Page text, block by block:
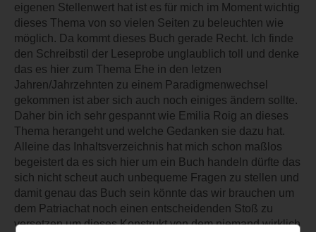
eigenen Stellenwert hat ist es für mich im Moment wichtig
dieses Thema von so vielen Seiten zu beleuchten wie
möglich. Da kommt dieses Buch gerade Recht. Ich finde
den Schreibstil der Leseprobe unglaublich toll und denke
das es hier zum Thema Ehe in den letzen
Jahren/Jahrzehnten zu einem Paradigmenwechsel
gekommen ist aber sich auch noch einiges ändern sollte.
Daher bin ich sehr gespannt wie Emilia Roig an dieses
Thema herangeht und welche Gedanken sie dazu hat.
Alleine das Inhaltsverzeichnis hat mich schon maßlos
begeistert da es sich hier um ein Buch handeln dürfte das
sich nicht scheut auch unbequeme Fragen zu stellen und
damit genau das Buch sein könnte das wir brauchen um
dem Patriachat noch einen entscheidenden Stoß zu
versetzen um dieses Konstrukt von dem niemand wirklich